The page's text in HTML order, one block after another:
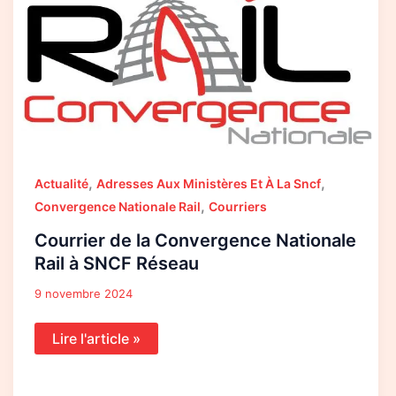
Actualité, Adresses Aux Ministères Et À La Sncf,
Convergence Nationale Rail, Courriers
Courrier de la Convergence Nationale
Rail à SNCF Réseau
9 novembre 2024
Convergence
Nationale
Rail
à
SNCF
Réseau
Lire l'article »